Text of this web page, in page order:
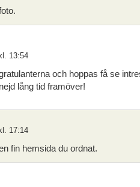
13:54
och hoppas få se
lång tid framöver!
17:14
fin hemsida du ordnat.